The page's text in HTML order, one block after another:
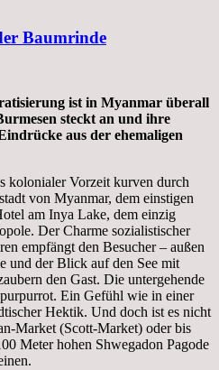
Baumrinde
ist in Myanmar überall
steckt an und ihre
aus der ehemaligen
kolonialer Vorzeit kurven durch
von Myanmar, dem einstigen
am Inya Lake, dem einzig
Der Charme sozialistischer
empfängt den Besucher – außen
und der Blick auf den See mit
den Gast. Die untergehende
Ein Gefühl wie in einer
Hektik. Und doch ist es nicht
Market (Scott-Market) oder bis
Meter hohen Shwegadon Pagode